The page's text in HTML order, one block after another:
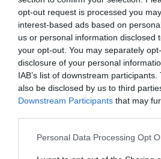
opt-out request is processed you
interest-based ads based on
us or personal information disclosed
your opt-out. You may separately
disclosure of your personal
IAB’s list of downstream
also be disclosed by us to third
Downstream Participants that may
Please note that this website/app
Personal Data Processing Opt